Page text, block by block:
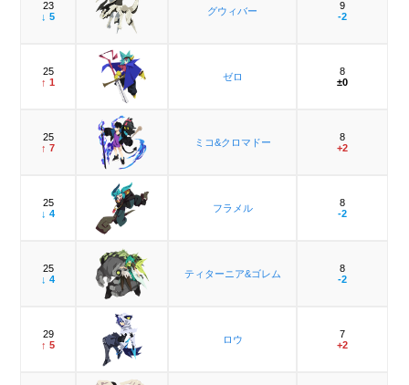
23
↓ 5
グウィバー
9
-2
25
↑ 1
ゼロ
8
±0
25
↑ 7
ミコ&クロマドー
8
+2
25
↓ 4
フラメル
8
-2
25
↓ 4
ティターニア&ゴレム
8
-2
29
↑ 5
ロウ
7
+2